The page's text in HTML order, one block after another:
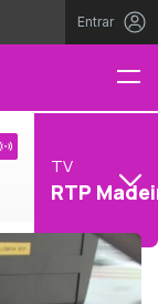
Entrar
TV
RTP